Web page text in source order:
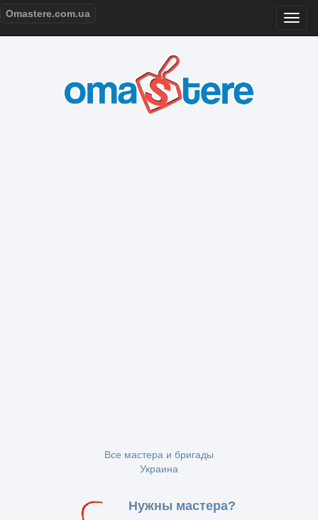
Omastere.com.ua
Все мастера и бригады
Украина
Нужны мастера?